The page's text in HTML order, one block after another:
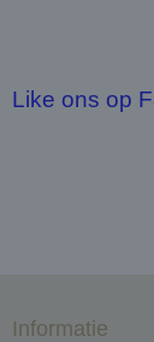
Like ons op
Informatie